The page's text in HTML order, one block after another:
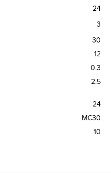
24
3
30
12
0.3
2.5
24
MC30
10